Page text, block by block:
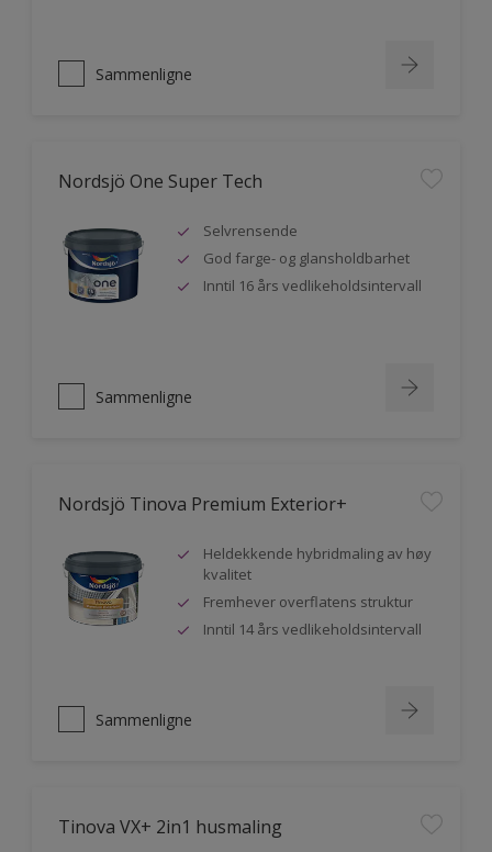
Sammenligne
Nordsjö One Super Tech
Selvrensende
God farge- og glansholdbarhet
Inntil 16 års vedlikeholdsintervall
Sammenligne
Nordsjö Tinova Premium Exterior+
Heldekkende hybridmaling av høy
kvalitet
Fremhever overflatens struktur
Inntil 14 års vedlikeholdsintervall
Sammenligne
Tinova VX+ 2in1 husmaling